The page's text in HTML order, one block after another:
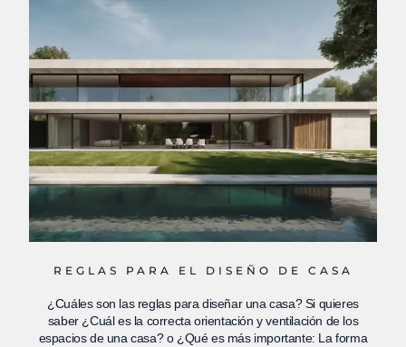
REGLAS PARA EL DISEÑO DE CASA
¿Cuáles son las reglas para diseñar una casa? Si quieres
saber ¿Cuál es la correcta orientación y ventilación de los
espacios de una casa? o ¿Qué es más importante: La forma